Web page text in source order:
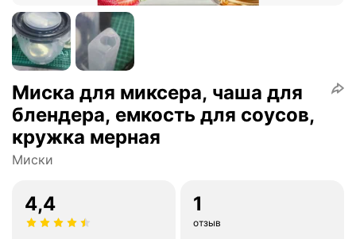
Миска для миксера, чаша для
блендера, емкость для соусов,
кружка мерная
Миски
4,4 1
отзыв